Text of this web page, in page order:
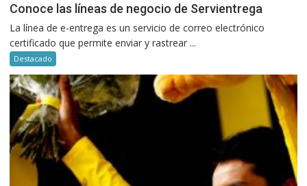
Conoce las líneas de negocio de Servientrega
La línea de e-entrega es un servicio de correo electrónico
certificado que permite enviar y rastrear ...
Destacado